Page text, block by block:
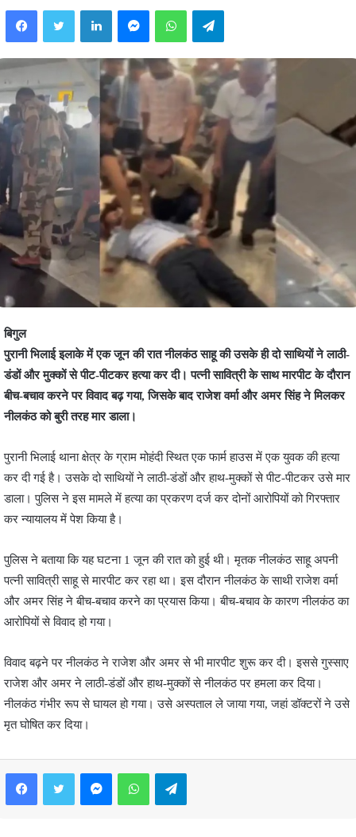
FacebookTwitter LinkedInMessengerWhatsAppTelegram
बिगुल
पुरानी भिलाई इलाके में एक जून की रात नीलकंठ साहू की उसके ही दो साथियों ने लाठी-
डंडों और मुक्कों से पीट-पीटकर हत्या कर दी। पत्नी सावित्री के साथ मारपीट के दौरान
बीच-बचाव करने पर विवाद बढ़ गया, जिसके बाद राजेश वर्मा और अमर सिंह ने मिलकर
नीलकंठ को बुरी तरह मार डाला।
पुरानी भिलाई थाना क्षेत्र के ग्राम मोहंदी स्थित एक फार्म हाउस में एक युवक की हत्या
कर दी गई है। उसके दो साथियों ने लाठी-डंडों और हाथ-मुक्कों से पीट-पीटकर उसे मार
डाला। पुलिस ने इस मामले में हत्या का प्रकरण दर्ज कर दोनों आरोपियों को गिरफ्तार
कर न्यायालय में पेश किया है।
पुलिस ने बताया कि यह घटना 1 जून की रात को हुई थी। मृतक नीलकंठ साहू अपनी
पत्नी सावित्री साहू से मारपीट कर रहा था। इस दौरान नीलकंठ के साथी राजेश वर्मा
और अमर सिंह ने बीच-बचाव करने का प्रयास किया। बीच-बचाव के कारण नीलकंठ का
आरोपियों से विवाद हो गया।
विवाद बढ़ने पर नीलकंठ ने राजेश और अमर से भी मारपीट शुरू कर दी। इससे गुस्साए
राजेश और अमर ने लाठी-डंडों और हाथ-मुक्कों से नीलकंठ पर हमला कर दिया।
नीलकंठ गंभीर रूप से घायल हो गया। उसे अस्पताल ले जाया गया, जहां डॉक्टरों ने उसे
मृत घोषित कर दिया।
FacebookTwitter MessengerWhatsAppTelegram